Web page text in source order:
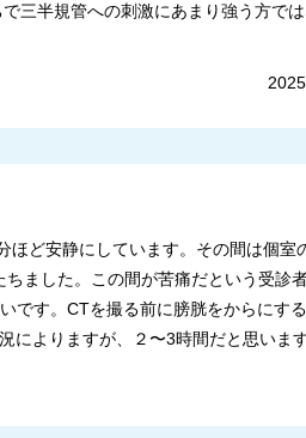
三半規管への刺激にあまり強う方では
ど安静にしています。その間は個室
ました。この間が苦痛だという受診
す。CTを撮る前に膀胱をからにする
よりますが、２〜3時間だと思います